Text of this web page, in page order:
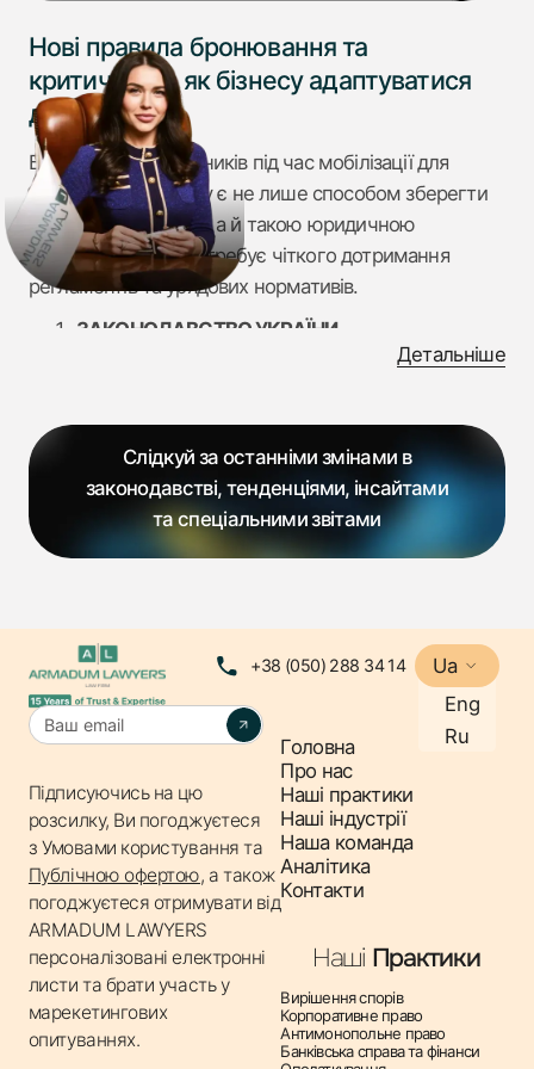
Нові правила бронювання та
критичності: як бізнесу адаптуватися
до змін?
Бронювання працівників під час мобілізації для
українського бізнесу є не лише способом зберегти
кадровий потенціал, а й такою юридичною
процедурою, що потребує чіткого дотримання
регламентів та урядових нормативів.
ЗАКОНОДАВСТВО УКРАЇНИ
Постановою Кабінету Міністрів України від
«Внести до постанови Кабінету Міністрів України від
27 січня 2023 р. № 76 “Деякі питання реалізації
положень Закону України “Про мобілізаційну
підготовку та мобілізацію” щодо бронювання
Урядові зміни спрямовані на посилення контролю за
обґрунтованістю рішень та застосування статусу
«критичного» виключно до тих суб'єктів
господарювання, діяльність яких має стратегічне
значення для оборони, економіки або
життєдіяльності населення.
ПЕРЕГЛЯД СТАТУСУ КРИТИЧНОСТІ
Процес ревізії чинних рішень про критичність та
оновлення критеріїв відбуватиметься у кілька етапів
протягом літа 2026 року.
Особливу увагу бізнесу необхідно звернути на
граничні строки:
Детальніше
Слідкуй за останніми змінами в
законодавстві, тенденціями, інсайтами
та спеціальними звітами
+38 (050) 288 34 14
Ua
Eng
Ru
Підписуючись на цю
розсилку, Ви погоджуєтеся
з Умовами користування та
Публічною офертою, а також
погоджуєтеся отримувати від
ARMADUM LAWYERS
персоналізовані електронні
листи та брати участь у
марекетингових
опитуваннях.
Головна
Про нас
Наші практики
Наші індустрії
Наша команда
Аналітика
Контакти
Наші Практики
Вирішення спорів
Корпоративне право
Антимонопольне право
Банківська справа та фінанси